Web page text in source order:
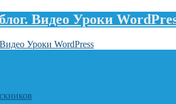
Видео Уроки